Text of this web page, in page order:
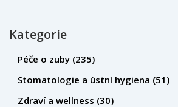
Kategorie
Péče o zuby (235)
Stomatologie a ústní hygiena (51)
Zdraví a wellness (30)